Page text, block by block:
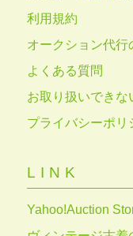
利用規約
オークション代行
よくある質問
お取り扱いできな
プライバシーポリ
LINK
Yahoo!Auction